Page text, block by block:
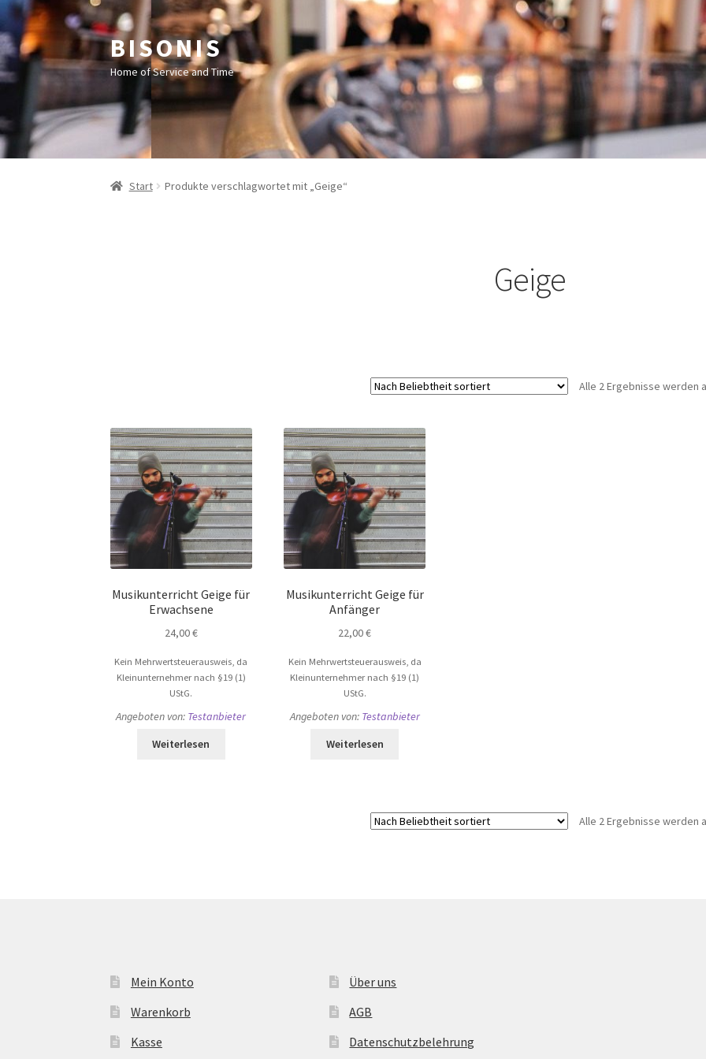
Zur
Navigation
springen
Zum
Inhalt
springen
B I S O N I S
Home of Service and Time
Start Produkte verschlagwortet mit „Geige“
Geige
Alle 2 Ergebnisse werden
Musikunterricht Geige für
Erwachsene
24,00€
Kein Mehrwertsteuerausweis, da
Kleinunternehmer nach §19 (1)
UStG.
Angeboten von: Testanbieter
Weiterlesen
Musikunterricht Geige für
Anfänger
22,00€
Kein Mehrwertsteuerausweis, da
Kleinunternehmer nach §19 (1)
UStG.
Angeboten von: Testanbieter
Weiterlesen
Alle 2 Ergebnisse werden
Mein Konto
Warenkorb
Kasse
Über uns
AGB
Datenschutzbelehrung